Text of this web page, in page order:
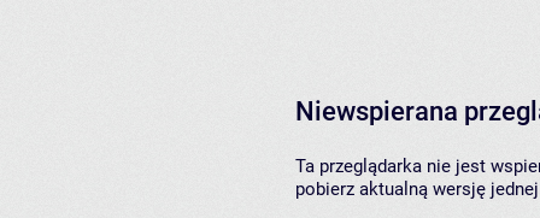
Niewspierana
Ta przeglądarka nie jest
pobierz aktualną wersję